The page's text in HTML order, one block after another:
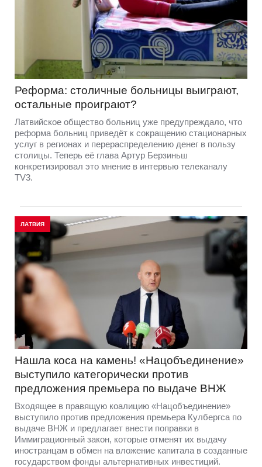
Реформа: столичные больницы выиграют,
остальные проиграют?
Латвийское общество больниц уже предупреждало, что
реформа больниц приведёт к сокращению стационарных
услуг в регионах и перераспределению денег в пользу
столицы. Теперь её глава Артур Берзиньш
конкретизировал это мнение в интервью телеканалу
TV3.
ЛАТВИЯ
Нашла коса на камень! «Нацобъединение»
выступило категорически против
предложения премьера по выдаче ВНЖ
Входящее в правящую коалицию «Нацобъединение»
выступило против предложения премьера Кулбергса по
выдаче ВНЖ и предлагает внести поправки в
Иммиграционный закон, которые отменят их выдачу
иностранцам в обмен на вложение капитала в созданные
государством фонды альтернативных инвестиций.